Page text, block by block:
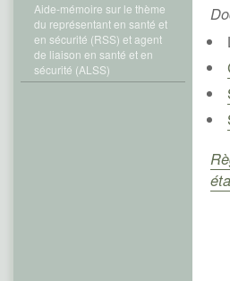
Aide-mémoire sur le thème
du représentant en santé et
en sécurité (RSS) et agent
de liaison en santé et en
sécurité (ALSS)